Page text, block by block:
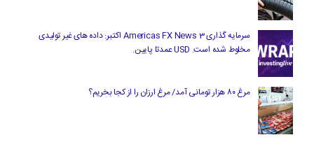
سرمایه گذاری Americas FX News 3 اکتبر: داده های غیر تولیدی
مخلوط شده است. USD عمدتا پایین.
مرغ ۸۰ هزار تومانی آمد/ مرغ ارزان را از کجا بخریم؟